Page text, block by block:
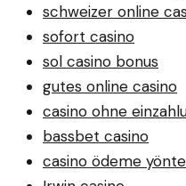
schweizer online
sofort casino
sol casino bonus
gutes online casino
casino ohne
bassbet casino
casino ödeme